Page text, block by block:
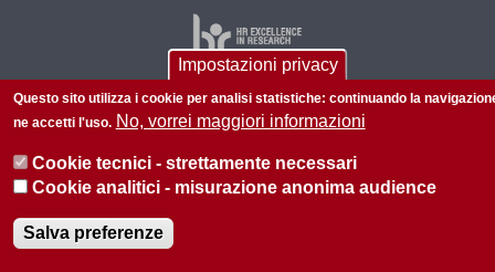
© 2026 Università di Padova - Tutti i diritti riservati
P.I. 00742430283 C.F. 80006480281
Impostazioni privacy
Questo sito utilizza i cookie per analisi statistiche: continuando la
ne accetti l'uso. No, vorrei maggiori informazioni
Cookie tecnici - strettamente necessari
Cookie analitici - misurazione anonima audience
Salva preferenze